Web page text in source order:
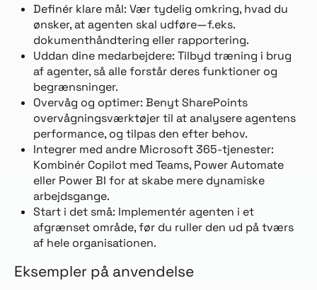
Definér klare mål: Vær tydelig omkring, hvad du
ønsker, at agenten skal udføre—f.eks.
dokumenthåndtering eller rapportering.
Uddan dine medarbejdere: Tilbyd træning i brug
af agenter, så alle forstår deres funktioner og
begrænsninger.
Overvåg og optimer: Benyt SharePoints
overvågningsværktøjer til at analysere agentens
performance, og tilpas den efter behov.
Integrer med andre Microsoft 365-tjenester:
Kombinér Copilot med Teams, Power Automate
eller Power BI for at skabe mere dynamiske
arbejdsgange.
Start i det små: Implementér agenten i et
afgrænset område, før du ruller den ud på tværs
af hele organisationen.
Eksempler på anvendelse